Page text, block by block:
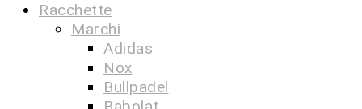
Racchette
Marchi
Adidas
Nox
Bullpadel